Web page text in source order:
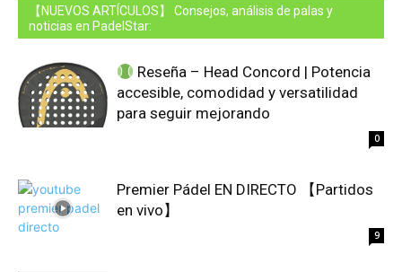
【NUEVOS ARTÍCULOS】 Consejos, análisis de palas y
noticias en PadelStar:
Reseña – Head Concord | Potencia
accesible, comodidad y versatilidad
para seguir mejorando
0
Premier Pádel EN DIRECTO 【Partidos
en vivo】
9